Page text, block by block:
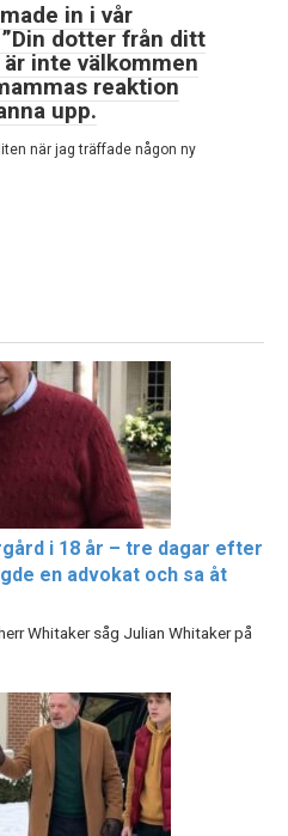
in i vår
dotter från ditt
inte välkommen
reaktion
upp.
när jag träffade någon ny
i 18 år – tre dagar efter
en advokat och sa åt
Whitaker såg Julian Whitaker på